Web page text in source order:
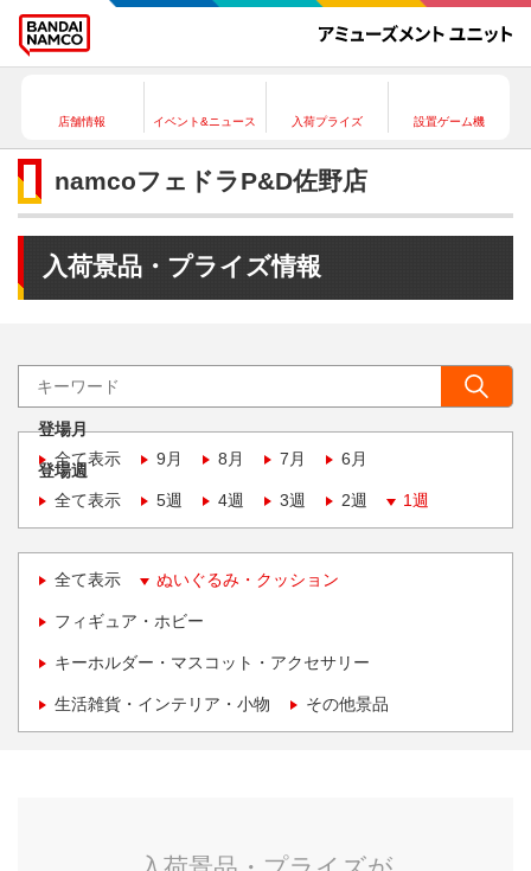
店舗情報 イベント&ニュース 入荷プライズ 設置ゲーム機
namcoフェドラP&D佐野店
入荷景品・プライズ情報
登場月
全て表示
9月 8月 7月 6月
登場週
全て表示
5週 4週 3週 2週 1週
全て表示 ぬいぐるみ・クッション
フィギュア・ホビー
キーホルダー・マスコット・アクセサリー
生活雑貨・インテリア・小物 その他景品